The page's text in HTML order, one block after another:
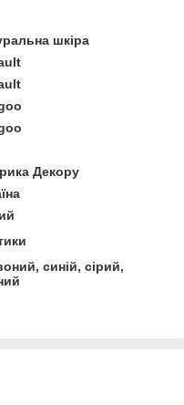
шкіра
Декору
синій, сірий,